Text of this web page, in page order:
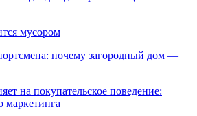
мусором
почему загородный дом —
на покупательское поведение:
маркетинга